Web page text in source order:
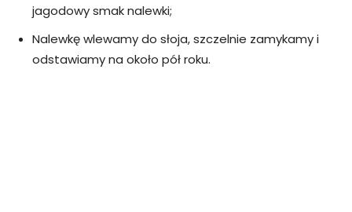
jagodowy smak nalewki;
Nalewkę wlewamy do słoja, szczelnie zamykamy i
odstawiamy na około pół roku.